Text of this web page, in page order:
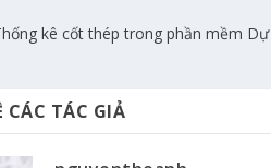
kê cốt thép trong phần mềm Dự
CÁC TÁC GIẢ